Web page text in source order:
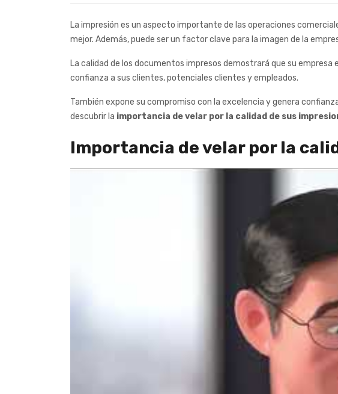
La impresión es un aspecto importante de las operaciones
mejor. Además, puede ser un factor clave para la imagen de la
La calidad de los documentos impresos demostrará que su
confianza a sus clientes, potenciales clientes y empleados.
También expone su compromiso con la excelencia y genera
descubrir la importancia de velar por la calidad de sus
Importancia de velar por la